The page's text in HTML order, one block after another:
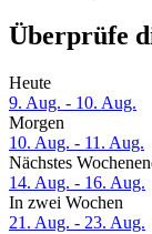
Überprüfe
Heute
9. Aug. - 10. Aug.
Morgen
10. Aug. - 11. Aug.
Nächstes
14. Aug. - 16. Aug.
In zwei Wochen
21. Aug. - 23. Aug.